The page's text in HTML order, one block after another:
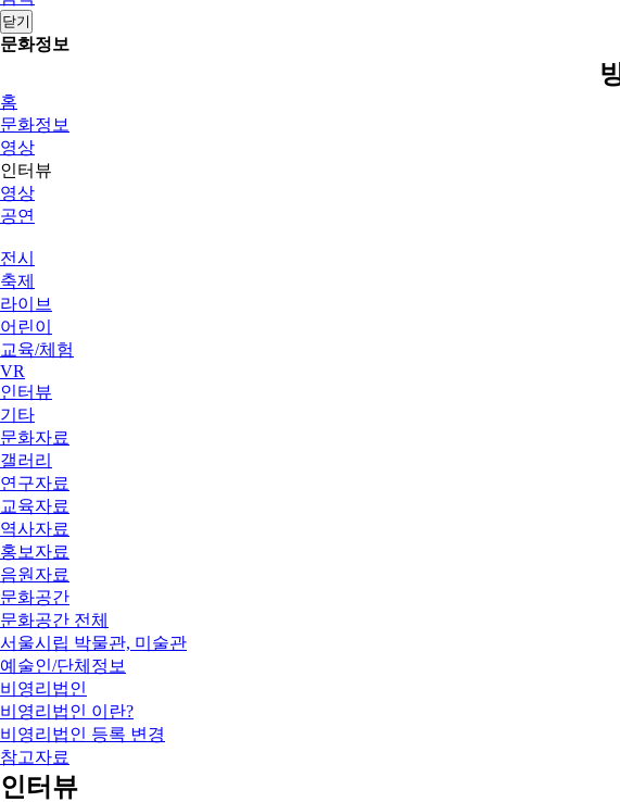
닫기
문화정보
홈
문화정보
영상
인터뷰
영상
공연
전시
축제
라이브
어린이
교육/체험
VR
인터뷰
기타
문화자료
갤러리
연구자료
교육자료
역사자료
홍보자료
음원자료
문화공간
문화공간 전체
서울시립 박물관, 미술관
예술인/단체정보
비영리법인
비영리법인 이란?
비영리법인 등록 변경
참고자료
인터뷰